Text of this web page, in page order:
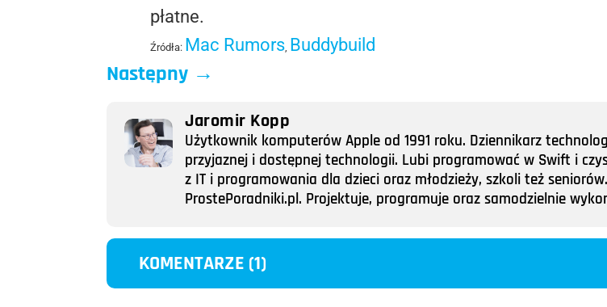
płatne.
Źródła: Mac Rumors Buddybuild
Następny →
Jaromir Kopp
Użytkownik komputerów Apple od 1991 roku. Dziennikarz
przyjaznej i dostępnej technologii. Lubi programować w Swift i
z IT i programowania dla dzieci oraz młodzieży, szkoli też
ProstePoradniki.pl. Projektuje, programuje oraz samodzielnie
KOMENTARZE (1)